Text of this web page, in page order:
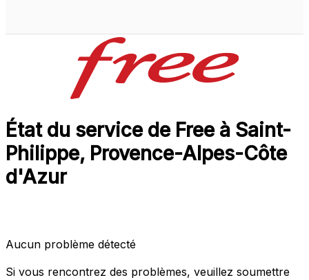
État du service de Free à Saint-
Philippe, Provence-Alpes-Côte
d'Azur
Aucun problème détecté
Si vous rencontrez des problèmes, veuillez soumettre